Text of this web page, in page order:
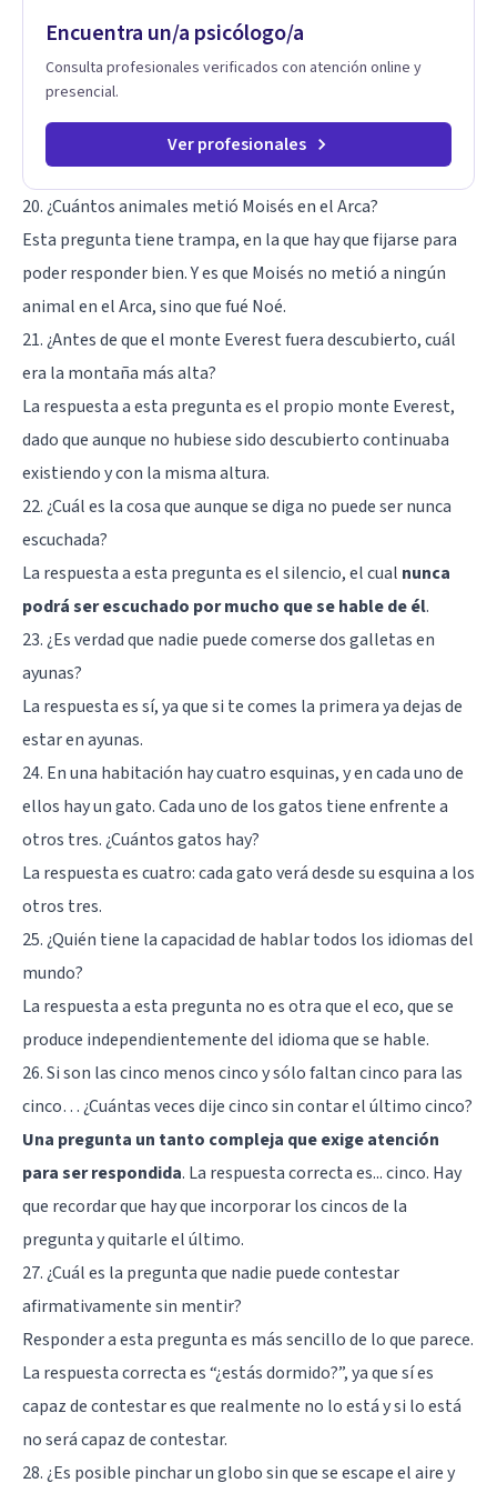
padres que buscan orientación y pautas claras para educar
primer paso hacia una convivencia familiar más armoniosa,
agenda tu sesión y empecemos a trabajar juntos.
Encuentra un/a psicólogo/a
Consulta profesionales verificados con atención online y
presencial.
Ver profesionales
20. ¿Cuántos animales metió Moisés en el Arca?
Esta pregunta tiene trampa, en la que hay que fijarse para
poder responder bien. Y es que Moisés no metió a ningún
animal en el Arca, sino que fué Noé.
21. ¿Antes de que el monte Everest fuera descubierto, cuál
era la montaña más alta?
La respuesta a esta pregunta es el propio monte Everest,
dado que aunque no hubiese sido descubierto continuaba
existiendo y con la misma altura.
22. ¿Cuál es la cosa que aunque se diga no puede ser nunca
escuchada?
La respuesta a esta pregunta es el silencio, el cual nunca
podrá ser escuchado por mucho que se hable de él.
23. ¿Es verdad que nadie puede comerse dos galletas en
ayunas?
La respuesta es sí, ya que si te comes la primera ya dejas de
estar en ayunas.
24. En una habitación hay cuatro esquinas, y en cada uno de
ellos hay un gato. Cada uno de los gatos tiene enfrente a
otros tres. ¿Cuántos gatos hay?
La respuesta es cuatro: cada gato verá desde su esquina a los
otros tres.
25. ¿Quién tiene la capacidad de hablar todos los idiomas del
mundo?
La respuesta a esta pregunta no es otra que el eco, que se
produce independientemente del idioma que se hable.
26. Si son las cinco menos cinco y sólo faltan cinco para las
cinco… ¿Cuántas veces dije cinco sin contar el último cinco?
Una pregunta un tanto compleja que exige atención
para ser respondida. La respuesta correcta es... cinco. Hay
que recordar que hay que incorporar los cincos de la
pregunta y quitarle el último.
27. ¿Cuál es la pregunta que nadie puede contestar
afirmativamente sin mentir?
Responder a esta pregunta es más sencillo de lo que parece.
La respuesta correcta es “¿estás dormido?”, ya que sí es
capaz de contestar es que realmente no lo está y si lo está
no será capaz de contestar.
28. ¿Es posible pinchar un globo sin que se escape el aire y